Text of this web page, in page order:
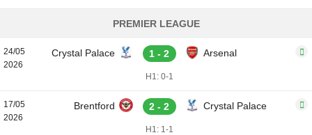
PREMIER LEAGUE
24/05
2026
Crystal Palace 1 - 2 Arsenal
H1: 0-1
17/05
2026
Brentford 2 - 2 Crystal Palace
H1: 1-1